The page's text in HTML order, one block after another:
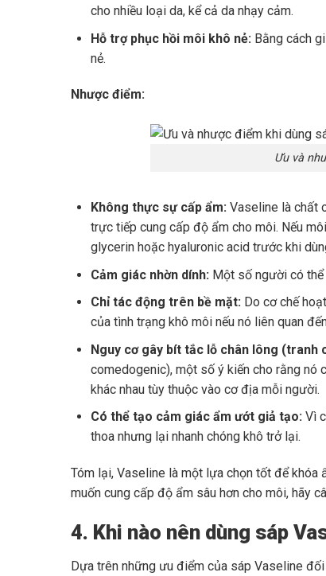
cho nhiều loại da, kể cả da nhạy cảm.
Hỗ trợ phục hồi môi khô nẻ: Bằng cách
nẻ.
Nhược điểm:
Ưu và
Không thực sự cấp ẩm: Vaseline là chất
trực tiếp cung cấp độ ẩm cho môi. Nếu
glycerin hoặc hyaluronic acid trước khi
Cảm giác nhờn dính: Một số người có thể
Chỉ tác động trên bề mặt: Do cơ chế
của tình trạng khô môi nếu nó liên quan
Nguy cơ gây bít tắc lỗ chân lông (tranh
comedogenic), một số ý kiến cho rằng nó
khác nhau tùy thuộc vào cơ địa mỗi người.
Có thể tạo cảm giác ẩm ướt giả tạo: Vì
thoa nhưng lại nhanh chóng khô trở lại.
Tóm lại, Vaseline là một lựa chọn tốt để khóa
muốn cung cấp độ ẩm sâu hơn cho môi, hãy
4. Khi nào nên dùng sáp
Dựa trên những ưu điểm của sáp Vaseline